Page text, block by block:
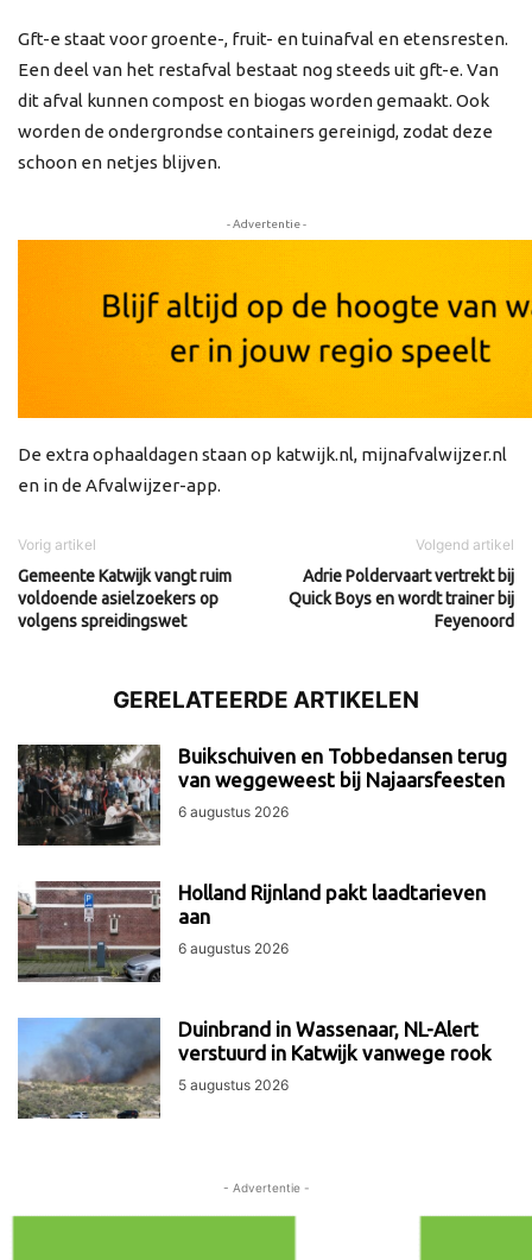
Gft-e staat voor groente-, fruit- en tuinafval en etensresten.
Een deel van het restafval bestaat nog steeds uit gft-e. Van
dit afval kunnen compost en biogas worden gemaakt. Ook
worden de ondergrondse containers gereinigd, zodat deze
schoon en netjes blijven.
- Advertentie -
De extra ophaaldagen staan op katwijk.nl, mijnafvalwijzer.nl
en in de Afvalwijzer-app.
Vorig artikel
Gemeente Katwijk vangt ruim
voldoende asielzoekers op
volgens spreidingswet
Volgend artikel
Adrie Poldervaart vertrekt bij
Quick Boys en wordt trainer bij
Feyenoord
GERELATEERDE ARTIKELEN
Buikschuiven en Tobbedansen terug
van weggeweest bij Najaarsfeesten
6 augustus 2026
Holland Rijnland pakt laadtarieven
aan
6 augustus 2026
Duinbrand in Wassenaar, NL-Alert
verstuurd in Katwijk vanwege rook
5 augustus 2026
- Advertentie -